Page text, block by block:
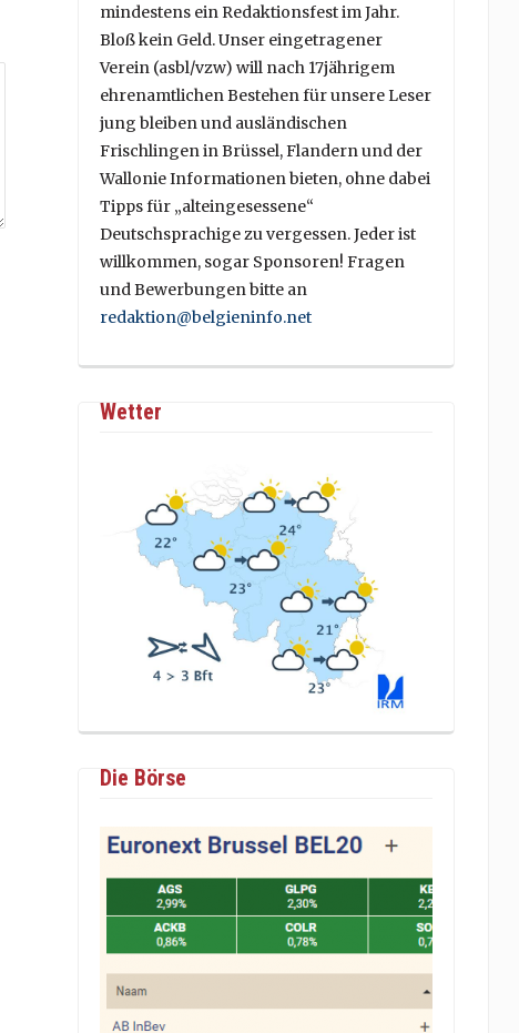
mindestens ein Redaktionsfest im Jahr.
Bloß kein Geld. Unser eingetragener
Verein (asbl/vzw) will nach 17jährigem
ehrenamtlichen Bestehen für unsere Leser
jung bleiben und ausländischen
Frischlingen in Brüssel, Flandern und der
Wallonie Informationen bieten, ohne dabei
Tipps für „alteingesessene“
Deutschsprachige zu vergessen. Jeder ist
willkommen, sogar Sponsoren! Fragen
und Bewerbungen bitte an
redaktion@belgieninfo.net
Wetter
Die Börse